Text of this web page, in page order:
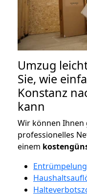
Umzug
Sie, wie
Konstanz
kann
Wir können Ihnen
professionelles
einem
Entrümpelung